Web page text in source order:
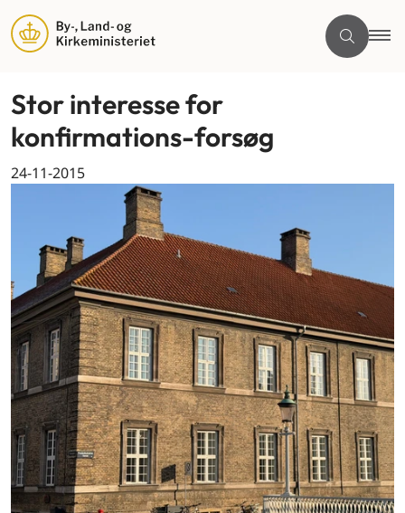
Stor interesse for
konfirmations-forsøg
24-11-2015